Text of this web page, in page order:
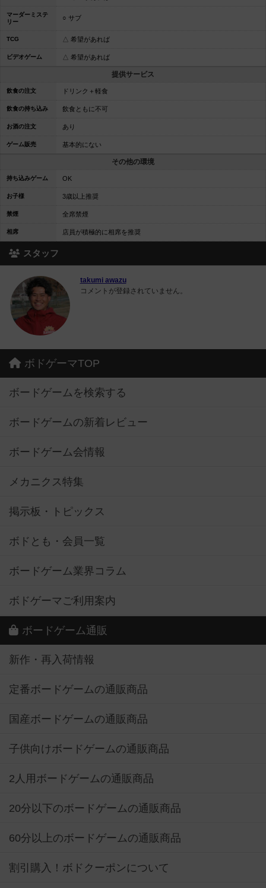
マーダーミステ
リー
○ サブ
TCG △ 希望があれば
ビデオゲーム △ 希望があれば
提供サービス
飲食の注文 ドリンク＋軽食
飲食の持ち込み 飲食ともに不可
お酒の注文 あり
ゲーム販売 基本的にない
その他の環境
持ち込みゲーム OK
お子様 3歳以上推奨
禁煙 全席禁煙
相席 店員が積極的に相席を推奨
スタッフ
takumi awazu
コメントが登録されていません。
ボドゲーマTOP
ボードゲームを検索する
ボードゲームの新着レビュー
ボードゲーム会情報
メカニクス特集
掲示板・トピックス
ボドとも・会員一覧
ボードゲーム業界コラム
ボドゲーマご利用案内
ボードゲーム通販
新作・再入荷情報
定番ボードゲームの通販商品
国産ボードゲームの通販商品
子供向けボードゲームの通販商品
2人用ボードゲームの通販商品
20分以下のボードゲームの通販商品
60分以上のボードゲームの通販商品
割引購入！ボドクーポンについて